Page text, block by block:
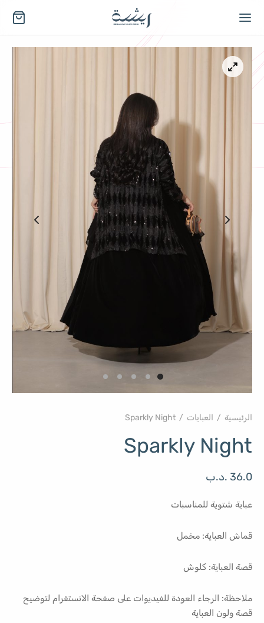
الرئيسية / العبايات /
Sparkly Night
36.0 .د.ب
عباية شتوية للمناسبات
قماش العباية: مخمل
قصة العباية: كلوش
ملاحظة: الرجاء العودة للفيديوات على صفحة الانستقرام لتوضيح
قصة ولون العباية